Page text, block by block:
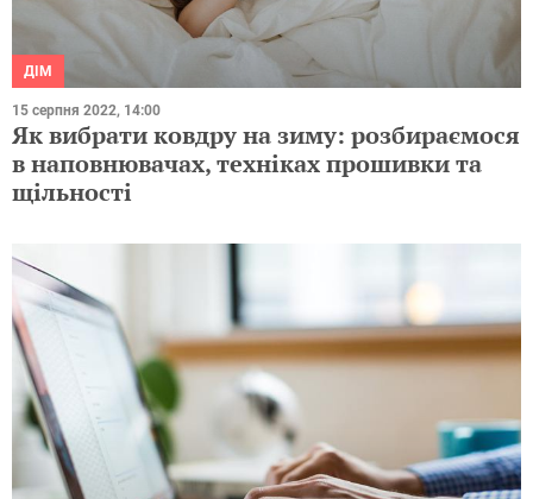
ДІМ
15 серпня 2022, 14:00
Як вибрати ковдру на зиму: розбираємося
в наповнювачах, техніках прошивки та
щільності